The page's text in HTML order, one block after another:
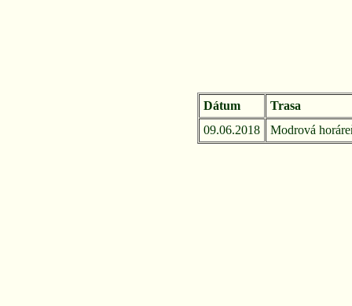
Dátum
Trasa
09.06.2018
Modrová